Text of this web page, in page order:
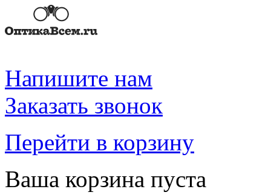
Напишите нам
Заказать звонок
Перейти в корзину
Ваша корзина пуста